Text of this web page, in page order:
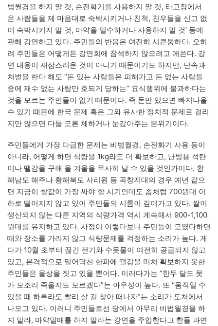
법월경을 하지 말 것, 손전화기를 사용하지 말 것, 타고장에서
온 사람들을 제 마음대로 숙박시키거나 친척, 친우들을 신고 없
이 숙박시키지 말 것, 마약을 밀수하거나 사용하지 말 것’ 등에
관해 강연하고 있다. 주민들의 반응은 여전히 시큰둥하다. 오히
려 주민들은 어떻게든 강연회에 참석하지 않으려고 애쓴다. 강
연 내용이 새삼스러운 것이 아니기 때문이기도 하지만, 단속과
처벌을 한다 해도 “돈 있는 사람들은 피해가고 돈 없는 사람들
중에 재수 없는 사람만 호되게 당하는” 요식행위에 불과하다는
것을 모르는 주민들이 없기 때문이다. 즉 돈만 있으면 빠져나올
수 있기 때문에 한국 문제 혹은 그와 유사한 정치적 문제로 걸리
지만 않으면 다들 모른 체하거나 눈감아주는 분위기이다.
주민들에게 가장 다급한 문제는 비법월경, 손전화기 사용 등이
아니라, 어떻게 하면 식량을 1kg라도 더 확보하고, 난방용 석탄
이나 땔감을 구해 올 겨울을 무사히 날 수 있을 것인가이다. 황
해남도 해주나 황해북도 사리원 등 곡창지대의 경우 예년 같으
면 지금이 쌀값이 가장 싸야 할 시기인데도 좀처럼 700원대 이
하로 떨어지지 않고 있어 주민들의 시름이 깊어가고 있다. 쌀이
생산되지 않는 다른 지역의 식량가격 역시 계속해서 900-1,100
원대를 유지하고 있다. 사정이 이렇다보니 주민들이 모였다하면
때와 장소를 가리지 않고 식량문제를 걱정하는 소리가 높다. 게
다가 10월 초부터 끊긴 전기와 수돗물이 여전히 공급되지 않고
있고, 본격적으로 밀어닥친 한파에 땔감을 미처 확보하지 못한
주민들은 울상을 짓고 있을 뿐이다. 이러다가는 “한두 달도 못
가 모조리 죽을지도 모르겠다”는 아우성이 높다. 또 “움직일 수
있을 때 하루라도 빨리 살 길 찾아 떠나자”는 소리가 도처에서
나오고 있다. 이러니 주민들로선 당에서 아무리 비법월경을 하
지 말라, 마약밀매를 하지 말라는 강연을 주입한다고 한들 과연